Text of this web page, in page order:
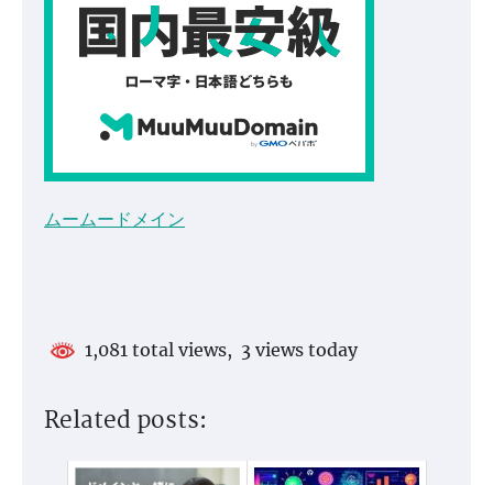
ムームードメイン
1,081 total views, 3 views today
Related posts: